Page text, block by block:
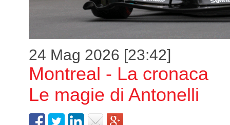
24 Mag 2026 [23:42]
Montreal - La cronaca
Le magie di Antonelli